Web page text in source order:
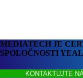
MEDIATECH JE
SPOLOČNOSTI
KONTAKTUJTE